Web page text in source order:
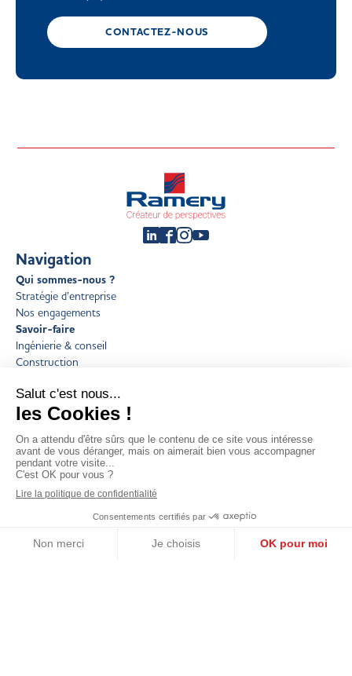
CONTACTEZ-NOUS
Navigation
Qui sommes-nous ?
Stratégie d’entreprise
Nos engagements
Savoir-faire
Ingénierie & conseil
Construction
Économie circulaire
Production & distribution d’EnR
Actualités
Nos implantations
Nous rejoindre
Information
Certifications Ramery